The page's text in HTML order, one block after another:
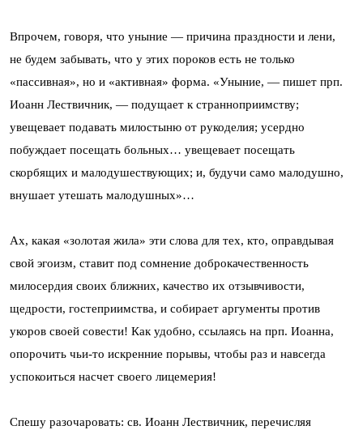
Впрочем, говоря, что уныние — причина праздности и лени,
не будем забывать, что у этих пороков есть не только
«пассивная», но и «активная» форма. «Уныние, — пишет прп.
Иоанн Лествичник, — подущает к странноприимству;
увещевает подавать милостыню от рукоделия; усердно
побуждает посещать больных… увещевает посещать
скорбящих и малодушествующих; и, будучи само малодушно,
внушает утешать малодушных»…
Ах, какая «золотая жила» эти слова для тех, кто, оправдывая
свой эгоизм, ставит под сомнение доброкачественность
милосердия своих ближних, качество их отзывчивости,
щедрости, гостеприимства, и собирает аргументы против
укоров своей совести! Как удобно, ссылаясь на прп. Иоанна,
опорочить чьи-то искренние порывы, чтобы раз и навсегда
успокоиться насчет своего лицемерия!
Спешу разочаровать: св. Иоанн Лествичник, перечисляя